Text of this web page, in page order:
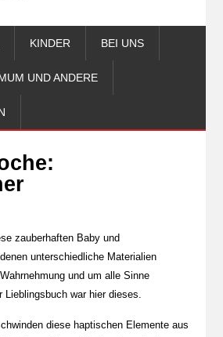
KINDER BEI UNS
UND ANDERE
zauberhaften Baby und
unterschiedliche Materialien
und um alle Sinne
Lieblingsbuch war hier dieses.
diese haptischen Elemente aus